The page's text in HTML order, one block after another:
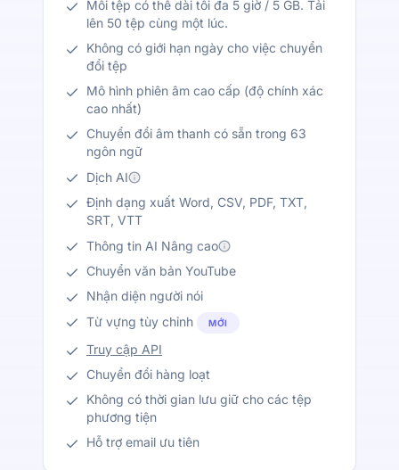
Mỗi tệp có thể dài tối đa 5 giờ / 5 GB. Tải
lên 50 tệp cùng một lúc.
Không có giới hạn ngày cho việc chuyển
đổi tệp
Mô hình phiên âm cao cấp (độ chính xác
cao nhất)
Chuyển đổi âm thanh có sẵn trong 63
ngôn ngữ
Dịch AI
Định dạng xuất Word, CSV, PDF, TXT,
SRT, VTT
Thông tin AI Nâng cao
Chuyển văn bản YouTube
Nhận diện người nói
Từ vựng tùy chỉnh
MỚI
Truy cập API
Chuyển đổi hàng loạt
Không có thời gian lưu giữ cho các tệp
phương tiện
Hỗ trợ email ưu tiên